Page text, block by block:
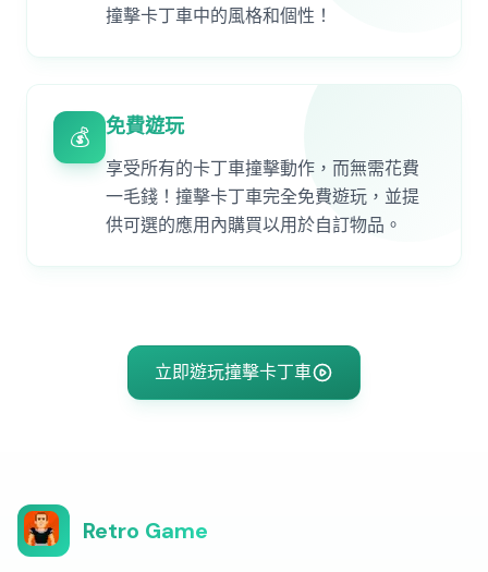
撞擊卡丁車中的風格和個性！
💰 免費遊玩
享受所有的卡丁車撞擊動作，而無需花費
一毛錢！撞擊卡丁車完全免費遊玩，並提
供可選的應用內購買以用於自訂物品。
立即遊玩撞擊卡丁車
Retro Game